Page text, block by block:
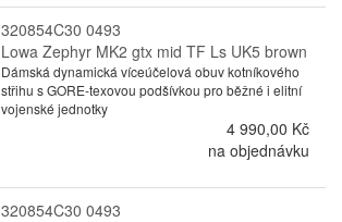
320854C30 0493
Lowa Zephyr MK2 gtx mid TF Ls UK5 brown
Dámská dynamická víceúčelová obuv kotníkového
střihu s GORE-texovou podšívkou pro běžné i elitní
vojenské jednotky
4 990,00 Kč
na objednávku
320854C30 0493